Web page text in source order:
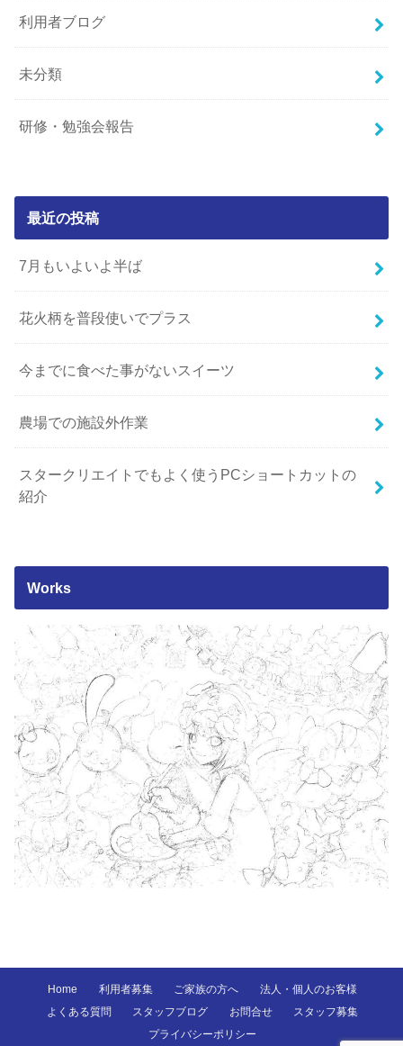
利用者ブログ
未分類
研修・勉強会報告
最近の投稿
7月もいよいよ半ば
花火柄を普段使いでプラス
今までに食べた事がないスイーツ
農場での施設外作業
スタークリエイトでもよく使うPCショートカットの
紹介
Works
Home 利用者募集 ご家族の方へ
法人・個人のお客様
よくある質問
スタッフブログ お問合せ
スタッフ募集
プライバシーポリシー